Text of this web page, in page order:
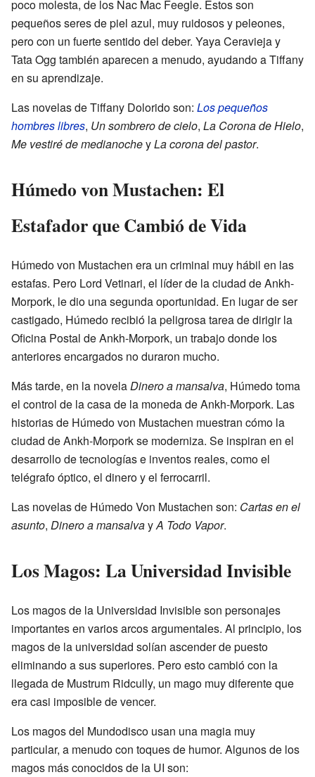
poco molesta, de los Nac Mac Feegle. Estos son
pequeños seres de piel azul, muy ruidosos y peleones,
pero con un fuerte sentido del deber. Yaya Ceravieja y
Tata Ogg también aparecen a menudo, ayudando a Tiffany
en su aprendizaje.
Las novelas de Tiffany Dolorido son: Los pequeños
hombres libres, Un sombrero de cielo, La Corona de Hielo,
Me vestiré de medianocheyLa corona del pastor.
Húmedo von Mustachen: El
Estafador que Cambió de Vida
Húmedo von Mustachen era un criminal muy hábil en las
estafas. Pero Lord Vetinari, el líder de la ciudad de Ankh-
Morpork, le dio una segunda oportunidad. En lugar de ser
castigado, Húmedo recibió la peligrosa tarea de dirigir la
Oficina Postal de Ankh-Morpork, un trabajo donde los
anteriores encargados no duraron mucho.
Más tarde, en la novelaDinero a mansalva, Húmedo toma
el control de la casa de la moneda de Ankh-Morpork. Las
historias de Húmedo von Mustachen muestran cómo la
ciudad de Ankh-Morpork se moderniza. Se inspiran en el
desarrollo de tecnologías e inventos reales, como el
telégrafo óptico, el dinero y el ferrocarril.
Las novelas de Húmedo Von Mustachen son: Cartas en el
asunto, Dinero a mansalvayA Todo Vapor.
Los Magos: La Universidad Invisible
Los magos de la Universidad Invisible son personajes
importantes en varios arcos argumentales. Al principio, los
magos de la universidad solían ascender de puesto
eliminando a sus superiores. Pero esto cambió con la
llegada de Mustrum Ridcully, un mago muy diferente que
era casi imposible de vencer.
Los magos del Mundodisco usan una magia muy
particular, a menudo con toques de humor. Algunos de los
magos más conocidos de la UI son: